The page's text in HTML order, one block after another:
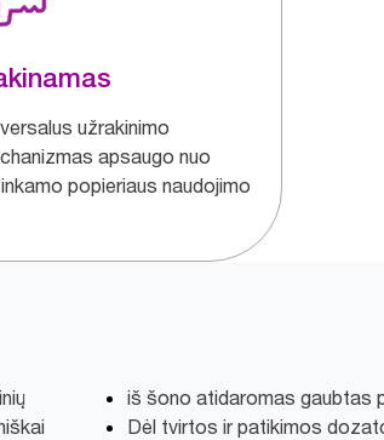
užrakinimo
apsaugo nuo
popieriaus naudojimo
iš šono atidaromas gaubtas
Dėl tvirtos ir patikimos